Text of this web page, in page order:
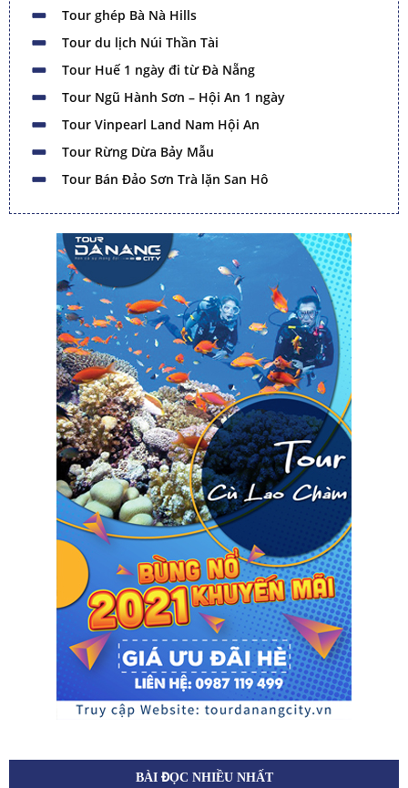
Tour ghép Bà Nà Hills
Tour du lịch Núi Thần Tài
Tour Huế 1 ngày đi từ Đà Nẵng
Tour Ngũ Hành Sơn – Hội An 1 ngày
Tour Vinpearl Land Nam Hội An
Tour Rừng Dừa Bảy Mẫu
Tour Bán Đảo Sơn Trà lặn San Hô
BÀI ĐỌC NHIỀU NHẤT